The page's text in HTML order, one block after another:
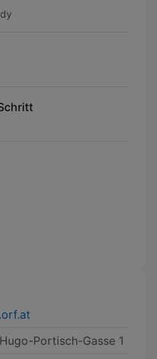
Portisch-Gasse 1